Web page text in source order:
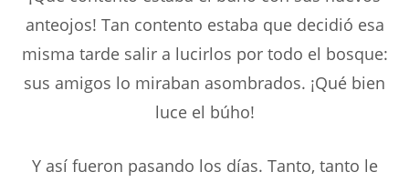
anteojos! Tan contento estaba que decidió esa
misma tarde salir a lucirlos por todo el bosque:
sus amigos lo miraban asombrados. ¡Qué bien
luce el búho!
Y así fueron pasando los días. Tanto, tanto le